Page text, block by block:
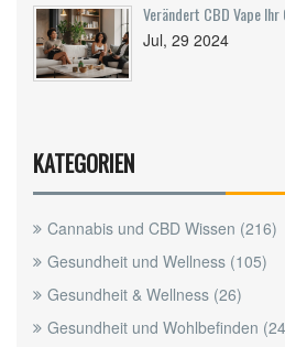
Verändert CBD Vape
Jul, 29 2024
KATEGORIEN
Cannabis und CBD Wissen (216)
Gesundheit und Wellness (105)
Gesundheit & Wellness (26)
Gesundheit und Wohlbefinden